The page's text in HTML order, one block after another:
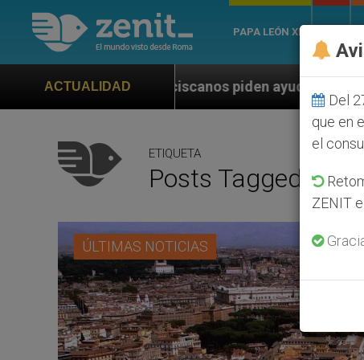
PAPA LEÓN XIV
ACTUALIDAD
piden ayuda a Marco Rubio ante
ETIQUETA
Posts Tagged
ÚLTIMAS NOTICIAS
Del
que en
el
ZENIT